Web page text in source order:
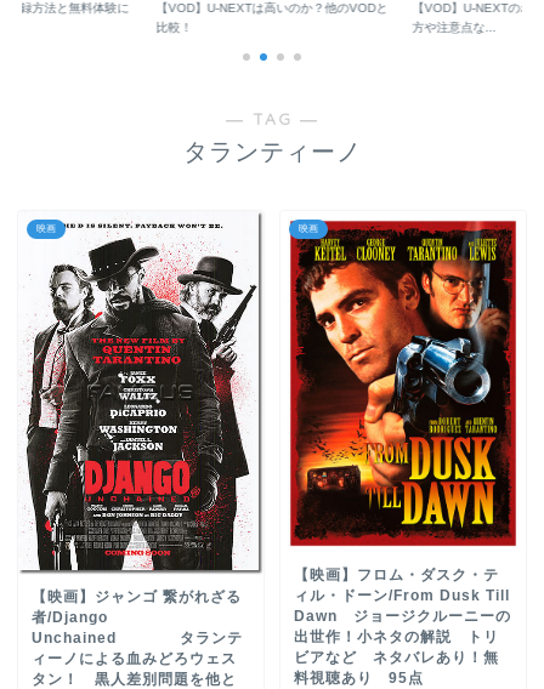
登録方法と無料体験に
【VOD】U-NEXTは高いのか？他のVODと
比較！
【VOD】U-NEXTのポ
方や注意点な...
― TAG ―
タランティーノ
映画
【映画】ジャンゴ 繋がれざる
者/Django
Unchained タランテ
ィーノによる血みどろウェス
タン！ 黒人差別問題を他と
映画
【映画】フロム・ダスク・テ
ィル・ドーン/From Dusk Till
Dawn ジョージクルーニーの
出世作！小ネタの解説 トリ
ビアなど ネタバレあり！無
料視聴あり 95点